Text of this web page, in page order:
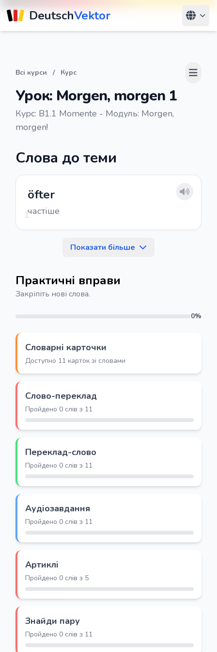
DeutschVektor
Всі курси / Курс
Урок: Morgen, morgen 1
Курс: B1.1 Momente - Модуль: Morgen,
morgen!
Слова до теми
öfter
частіше
1
Показати більше
Практичні вправи
Закріпіть нові слова.
0%
Словарні карточки
Доступно 11 карток зі словами
Слово-переклад
Пройдено 0 слів з 11
Переклад-слово
Пройдено 0 слів з 11
Аудіозавдання
Пройдено 0 слів з 11
Артиклі
Пройдено 0 слів з 5
Знайди пару
Пройдено 0 слів з 11